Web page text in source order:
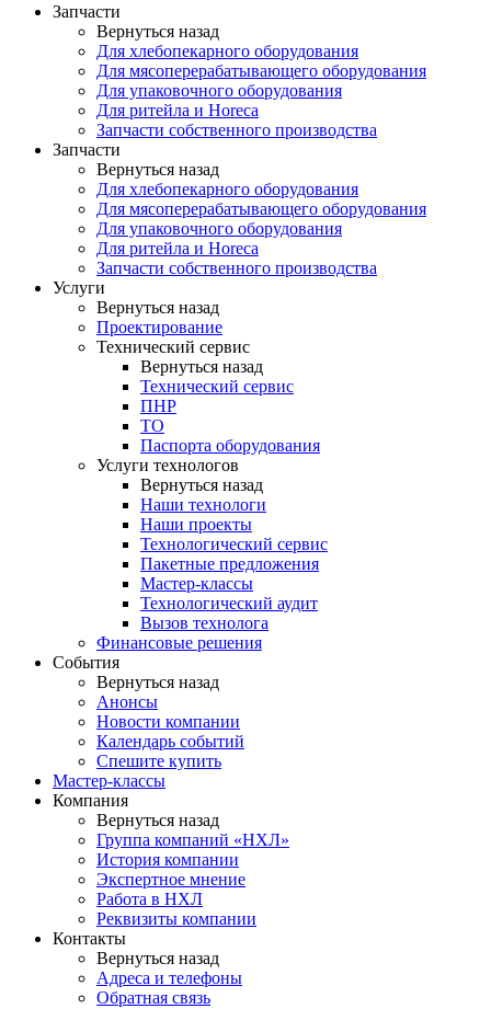
Запчасти
Вернуться назад
Для хлебопекарного оборудования
Для мясоперерабатывающего оборудования
Для упаковочного оборудования
Для ритейла и Horeca
Запчасти собственного производства
Запчасти
Вернуться назад
Для хлебопекарного оборудования
Для мясоперерабатывающего оборудования
Для упаковочного оборудования
Для ритейла и Horeca
Запчасти собственного производства
Услуги
Вернуться назад
Проектирование
Технический сервис
Вернуться назад
Технический сервис
ПНР
ТО
Паспорта оборудования
Услуги технологов
Вернуться назад
Наши технологи
Наши проекты
Технологический сервис
Пакетные предложения
Мастер-классы
Технологический аудит
Вызов технолога
Финансовые решения
События
Вернуться назад
Анонсы
Новости компании
Календарь событий
Спешите купить
Мастер-классы
Компания
Вернуться назад
Группа компаний «НХЛ»
История компании
Экспертное мнение
Работа в НХЛ
Реквизиты компании
Контакты
Вернуться назад
Адреса и телефоны
Обратная связь